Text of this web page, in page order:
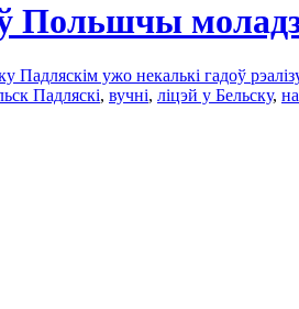
ў Польшчы
Падляскім ужо некалькі гадоў
Падляскі, вучні, ліцэй у Бельску,